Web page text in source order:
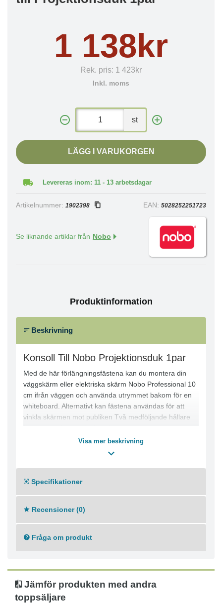
1 138kr
Rek. pris: 1 423kr
Inkl. moms
st
LÄGG I VARUKORGEN
Levereras inom: 11 - 13 arbetsdagar
Artikelnummer: 1902398 EAN: 5028252251723
Se liknande artiklar från Nobo
Produktinformation
Beskrivning
Konsoll Till Nobo Projektionsduk 1par
Med de här förlängningsfästena kan du montera din
väggskärm eller elektriska skärm Nobo Professional 10
cm ifrån väggen och använda utrymmet bakom för en
whiteboard. Alternativt kan fästena användas för att
vinkla skärmen mot publiken Två medföljande hållare
monteras antingen på en vägg eller i taket
Visa mer beskrivning
Specifikationer
Recensioner (0)
Fråga om produkt
Jämför produkten med andra
toppsäljare